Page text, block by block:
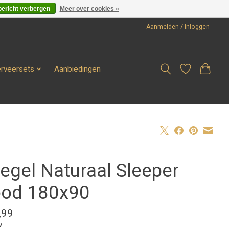
Aanmelden / Inloggen
Aanbiedingen
Naturaal Sleeper
180x90
verbergen Meer over cookies »